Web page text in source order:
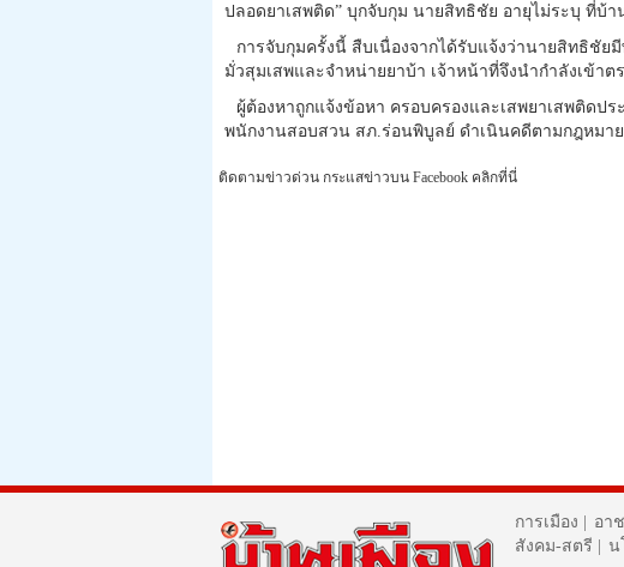
ปลอดยาเสพติด” บุกจับกุม นายสิทธิชัย อายุไม่ระบุ ที่บ้
การจับกุมครั้งนี้ สืบเนื่องจากได้รับแจ้งว่านายสิทธิชัย
มั่วสุมเสพและจำหน่ายยาบ้า เจ้าหน้าที่จึงนำกำลังเข้า
ผู้ต้องหาถูกแจ้งข้อหา ครอบครองและเสพยาเสพติดป
พนักงานสอบสวน สภ.ร่อนพิบูลย์ ดำเนินคดีตามกฎหมาย
ติดตามข่าวด่วน กระแสข่าวบน Facebook คลิกที่นี่
การเมือง อา
สังคม-สตรี
น